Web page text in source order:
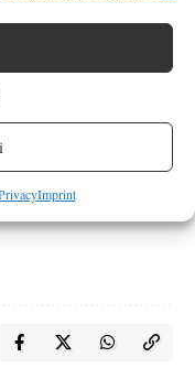
Imprint